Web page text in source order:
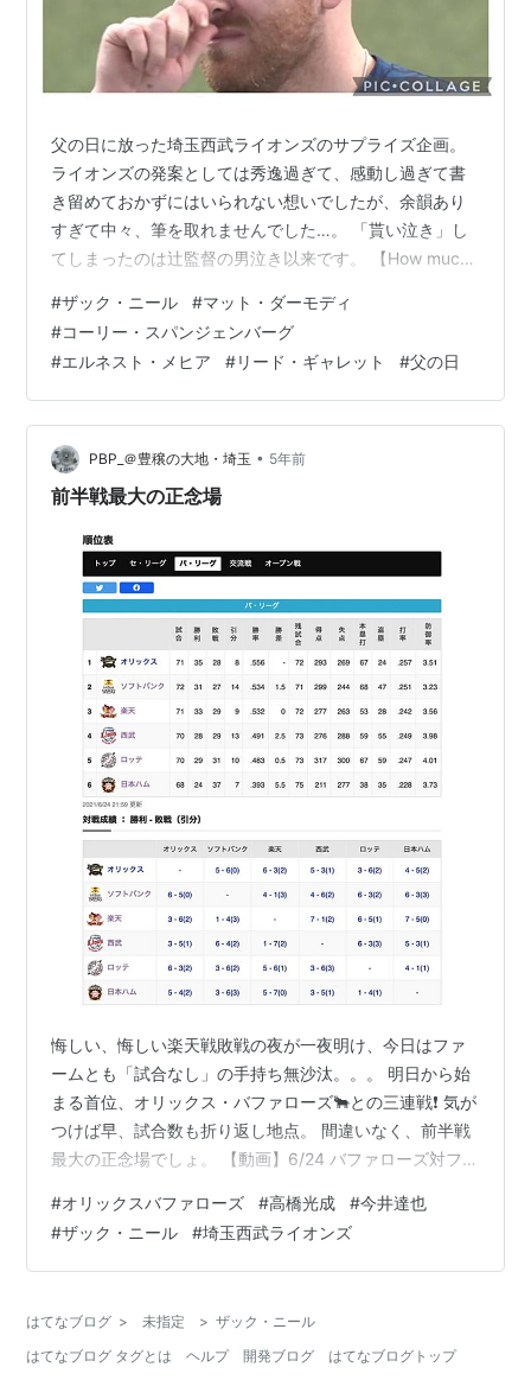
父の日に放った埼玉西武ライオンズのサプライズ企画。
ライオンズの発案としては秀逸過ぎて、感動し過ぎて書
き留めておかずにはいられない想いでしたが、余韻あり
すぎて中々、筆を取れませんでした…。 「貰い泣き」し
てしまったのは辻監督の男泣き以来です。 【How much I
手、スパンジェンバーグ選手、メヒア選手へ - YouTube
元々、通訳さんの発案だったと聞きましたが、こういう
素晴らしい現場のアイデアを、アイデアのままで終わら
せず、確りと汲み上げて形にする。 風通しの良い素晴ら
しい組織に生まれ変わっている事が伺われます。 サーベ
ラス支配…
#ザック・ニール #マット・ダーモディ
#コーリー・スパンジェンバーグ
#エルネスト・メヒア #リード・ギャレット #父の日
PBP_＠豊穣の大地・埼玉 • 5年前
前半戦最大の正念場
悔しい、悔しい楽天戦敗戦の夜が一夜明け、今日はファ
ームとも「試合なし」の手持ち無沙汰。。。 明日から始
まる首位、オリックス・バファローズ🐂との三連戦❗️ 気が
つけば早、試合数も折り返し地点。 間違いなく、前半戦
最大の正念場でしょ。 【動画】6/24 バファローズ対ファ
ル パ・リーグTV (出所: スポニチ) ロッテが勝手にコケた
ので、労せずして４位再浮上。そして首位を爆走するオ
リックスも、最下位・日本ハムに連勝を11！で止めら
る。。。 マジマジと順位表と対戦成績表を凝視。 オリッ
クス…
#オリックスバファローズ #高橋光成 #今井達也
#ザック・ニール #埼玉西武ライオンズ
はてなブログ > 未指定 > ザック・ニール
はてなブログ タグとは
ヘルプ 開発ブログ はてなブログトップ